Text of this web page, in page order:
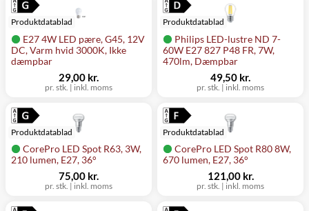
E27 4W LED pære, G45, 12V
DC, Varm hvid 3000K, Ikke
dæmpbar
Produktdatablad
pr. stk. | inkl. moms
29,00 kr.
Philips LED-lustre ND 7-
60W E27 827 P48 FR, 7W,
470lm, Dæmpbar
Produktdatablad
pr. stk. | inkl. moms
49,50 kr.
CorePro LED Spot R63, 3W,
210 lumen, E27, 36°
Produktdatablad
pr. stk. | inkl. moms
75,00 kr.
CorePro LED Spot R80 8W,
670 lumen, E27, 36°
Produktdatablad
pr. stk. | inkl. moms
121,00 kr.